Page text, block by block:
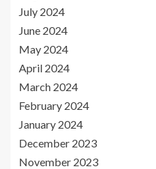
July 2024
June 2024
May 2024
April 2024
March 2024
February 2024
January 2024
December 2023
November 2023